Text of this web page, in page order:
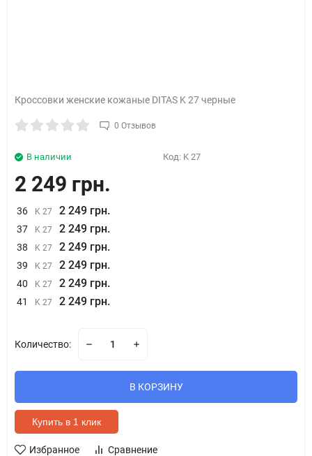
Кроссовки женские кожаные DITAS K 27 черные
0 Отзывов
В наличии Код: K 27
2 249 грн.
36 K 27 2 249 грн.
37 K 27 2 249 грн.
38 K 27 2 249 грн.
39 K 27 2 249 грн.
40 K 27 2 249 грн.
41 K 27 2 249 грн.
Количество:
В КОРЗИНУ
Купить в 1 клик
Избранное Сравнение